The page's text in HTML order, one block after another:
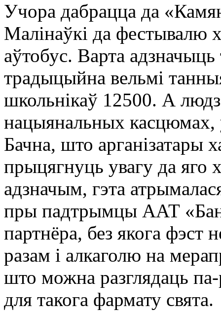
Учора дабрацца да
Малінаўкі да фестывалю
аўтобус. Варта
традыцыйна вельмі
школьнікаў 12500. А
нацыянальных касцюмах,
Бачна, што арганізатары
прыцягнуць увагу да яго
адзначым, гэта
пры падтрымцы ААТ
партнёра, без якога
разам і алкаголю на
што можна разглядаць па-
для такога фармату свята.